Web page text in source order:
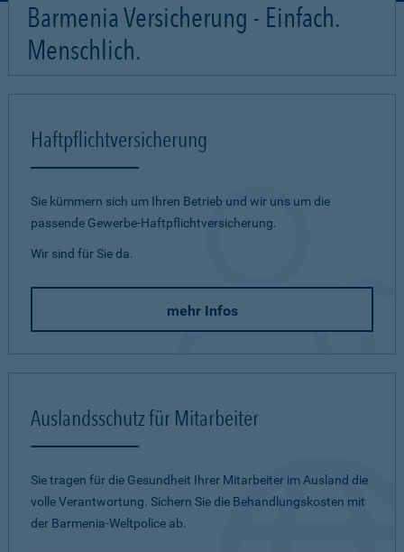
Barmenia Versicherung - Einfach.
Menschlich.
Haftpflichtversicherung
Sie kümmern sich um Ihren Betrieb und wir uns um die
passende Gewerbe-Haftpflichtversicherung.
Wir sind für Sie da.
mehr Infos
Auslandsschutz für Mitarbeiter
Sie tragen für die Gesundheit Ihrer Mitarbeiter im Ausland die
volle Verantwortung. Sichern Sie die Behandlungskosten mit
der Barmenia-Weltpolice ab.